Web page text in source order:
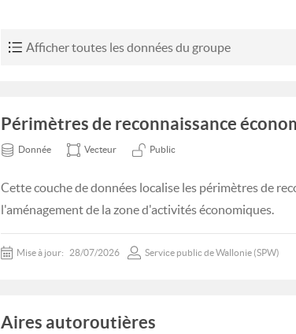
Afficher toutes les données du groupe
Périmètres de reconnaissance
Donnée Vecteur Public
Cette couche de données localise les périmètres de
l'aménagement de la zone d'activités économiques.
Mise à jour: 28/07/2026 Service public de Wallonie (SPW)
Aires autoroutières